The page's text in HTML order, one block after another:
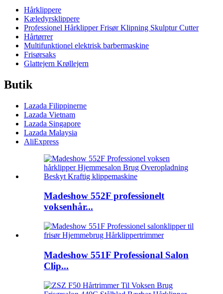
Hårklippere
Kæledyrsklippere
Professionel Hårklipper Frisør Klipning Skulptur Cutter
Hårtørrer
Multifunktionel elektrisk barbermaskine
Frisørsaks
Glattejern Krøllejern
Butik
Lazada Filippinerne
Lazada Vietnam
Lazada Singapore
Lazada Malaysia
AliExpress
Madeshow 552F professionelt
voksenhår...
Madeshow 551F Professional Salon
Clip...